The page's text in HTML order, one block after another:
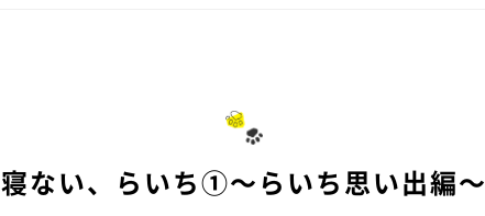
寝ない、らいち①～らいち思い出編～